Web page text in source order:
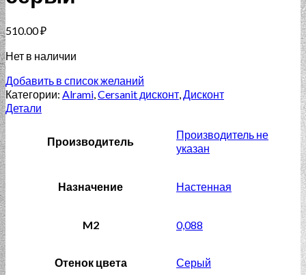
510.00₽
Нет в наличии
Добавить в список желаний
Категории: Alrami,Cersanit дисконт,Дисконт
Детали
Производитель
Производитель не
указан
Назначение Настенная
M2 0,088
Отенок цвета Серый